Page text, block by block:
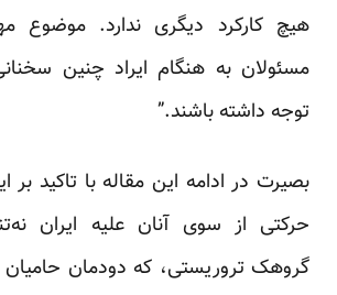
هیچ کارکرد دیگری ندارد. موضوع
مسئولان به هنگام ایراد چنین
توجه داشته باشند.”
بصیرت در ادامه این مقاله با تاکید بر
حرکتی از سوی آنان علیه ایران
گروهک تروریستی، که دودمان حامیان